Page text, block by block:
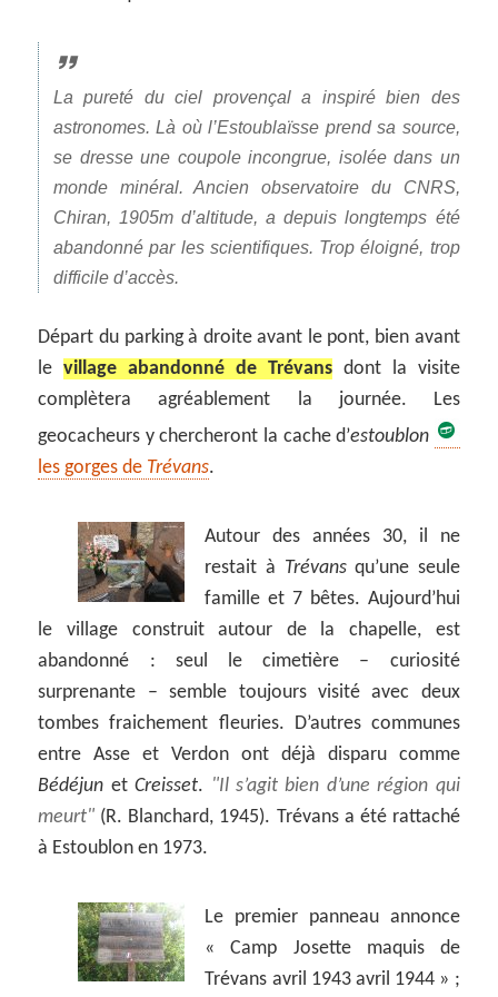
La pureté du ciel provençal a inspiré bien des
astronomes. Là où l’Estoublaïsse prend sa source,
se dresse une coupole incongrue, isolée dans un
monde minéral. Ancien observatoire du CNRS,
Chiran, 1905m d’altitude, a depuis longtemps été
abandonné par les scientifiques. Trop éloigné, trop
difficile d’accès.
Départ du parking à droite avant le pont, bien avant
levillage abandonné de Trévansdont la visite
complètera agréablement la journée. Les
geocacheurs y chercheront la cache d’estoublon
les gorges de Trévans.
Autour des années 30, il ne
restait à Trévansqu’une seule
famille et 7 bêtes. Aujourd’hui
le village construit autour de la chapelle, est
abandonné : seul le cimetière – curiosité
surprenante – semble toujours visité avec deux
tombes fraichement fleuries. D’autres communes
entre Asse et Verdon ont déjà disparu comme
Bédéjun etCreisset.
Il s’agit bien d’une région qui
meurt
(R. Blanchard, 1945). Trévans a été rattaché
à Estoublon en 1973.
Le premier panneau annonce
« Camp Josette maquis de
Trévans avril 1943 avril 1944 » ;